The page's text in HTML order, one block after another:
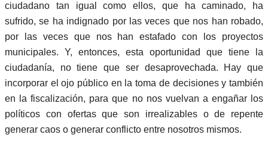
ciudadano tan igual como ellos, que ha caminado, ha
sufrido, se ha indignado por las veces que nos han robado,
por las veces que nos han estafado con los proyectos
municipales. Y, entonces, esta oportunidad que tiene la
ciudadanía, no tiene que ser desaprovechada. Hay que
incorporar el ojo público en la toma de decisiones y también
en la fiscalización, para que no nos vuelvan a engañar los
políticos con ofertas que son irrealizables o de repente
generar caos o generar conflicto entre nosotros mismos.